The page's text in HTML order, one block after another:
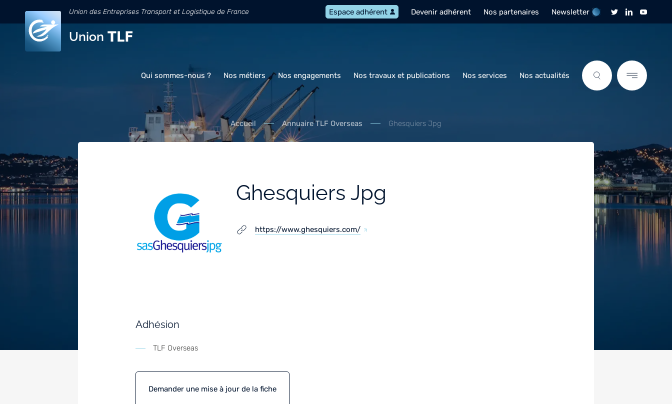
Union des Entreprises Transport et Logistique de France Espace adhérent Devenir adhérent Nos partenaires Newsletter
Union
Qui sommes-nous ? Nos métiers Nos engagements Nos travaux et publications Nos services Nos actualités
Accueil Annuaire TLF Overseas Ghesquiers Jpg
Ghesquiers Jpg
https://www.ghesquiers.com/
Adhésion
TLF Overseas
Demander une mise à jour de la fiche